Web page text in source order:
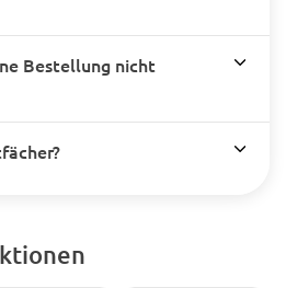
Bestellung nicht